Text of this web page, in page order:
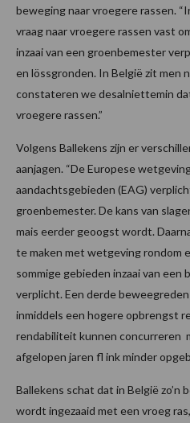
beweging naar vroegere rassen.
vraag naar vroegere rassen vast
inzaai van een groenbemester
en lössgronden. In België zit men
constateren we desalniettemin
vroegere rassen.”
Volgens Ballekens zijn er
aanjagen. “De Europese
aandachtsgebieden (EAG)
groenbemester. De kans van
mais eerder geoogst wordt.
te maken met wetgeving rondom
sommige gebieden inzaai van
verplicht. Een derde
inmiddels een hogere opbrengst
rendabiliteit kunnen concurreren
afgelopen jaren fl ink minder
Ballekens schat dat in België zo’n
wordt ingezaaid met een vroeg